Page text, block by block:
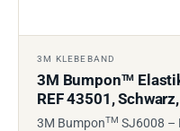
3M KLEBEBAND
3M BumponTM
REF 43501,
3M BumponTM SJ6008 –